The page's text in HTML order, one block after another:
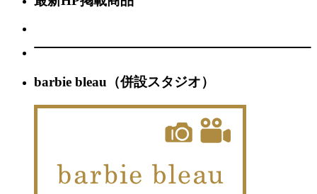
barbie bleau（併設スタジオ）